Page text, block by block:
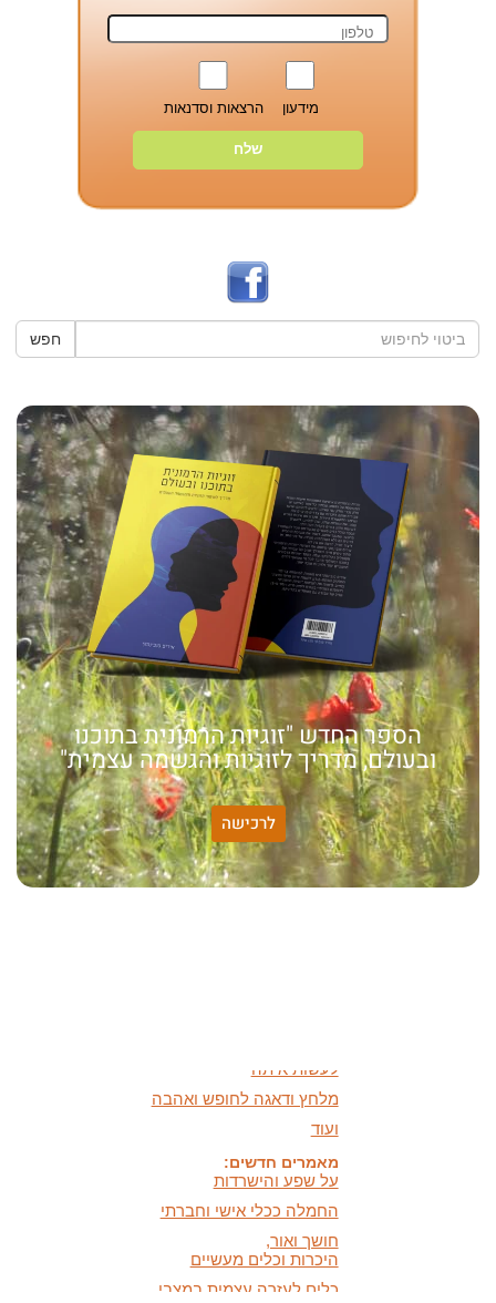
מידעון הרצאות וסדנאות
חפש
הספר החדש "זוגיות הרמונית בתוכנו
ובעולם, מדריך לזוגיות והגשמה עצמית"
לרכישה
האמונה שלי:
שונות היא שפע של אפשרויות,
עד שנותנים לה שם וקוראים
לה לקות.
אתר חדש:
על שפע והישרדות
החמלה ככלי אישי וחברתי
חושך ואור,
היכרות וכלים מעשיים
כלים לעזרה עצמית במצבי
לחץ ודאגה
המידעון החדש:
מידעון סתיו 2025 - המסע